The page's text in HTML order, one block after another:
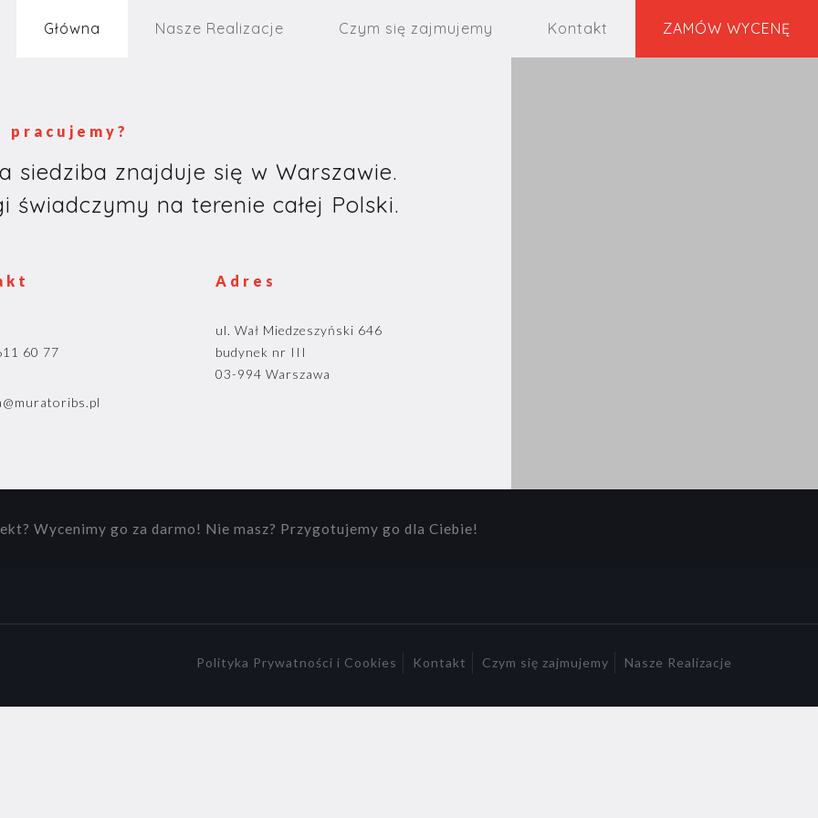
Główna Nasze Realizacje Czym się zajmujemy Kontakt ZAMÓW WYCENĘ
pracujemy?
siedziba znajduje się w Warszawie.
świadczymy na terenie całej Polski.
60 77
Adres
ul. Wał Miedzeszyński 646
budynek nr III
03-994 Warszawa
Wycenimy go za darmo! Nie masz? Przygotujemy go dla Ciebie!
Polityka Prywatności i Cookies Kontakt Czym się zajmujemy Nasze Realizacje